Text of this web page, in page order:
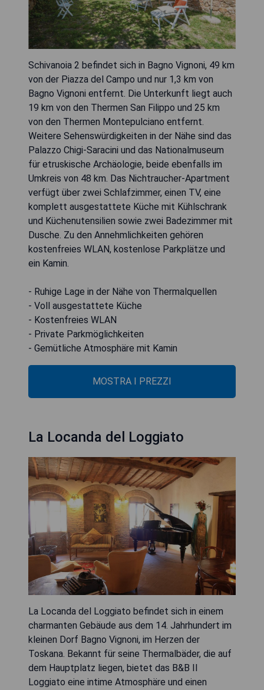
Schivanoia 2 befindet sich in Bagno Vignoni, 49 km
von der Piazza del Campo und nur 1,3 km von
Bagno Vignoni entfernt. Die Unterkunft liegt auch
19 km von den Thermen San Filippo und 25 km
von den Thermen Montepulciano entfernt.
Weitere Sehenswürdigkeiten in der Nähe sind das
Palazzo Chigi-Saracini und das Nationalmuseum
für etruskische Archäologie, beide ebenfalls im
Umkreis von 48 km. Das Nichtraucher-Apartment
verfügt über zwei Schlafzimmer, einen TV, eine
komplett ausgestattete Küche mit Kühlschrank
und Küchenutensilien sowie zwei Badezimmer mit
Dusche. Zu den Annehmlichkeiten gehören
kostenfreies WLAN, kostenlose Parkplätze und
ein Kamin.
- Ruhige Lage in der Nähe von Thermalquellen
- Voll ausgestattete Küche
- Kostenfreies WLAN
- Private Parkmöglichkeiten
- Gemütliche Atmosphäre mit Kamin
MOSTRA I PREZZI
La Locanda del Loggiato
La Locanda del Loggiato befindet sich in einem
charmanten Gebäude aus dem 14. Jahrhundert im
kleinen Dorf Bagno Vignoni, im Herzen der
Toskana. Bekannt für seine Thermalbäder, die auf
dem Hauptplatz liegen, bietet das B&B Il
Loggiato eine intime Atmosphäre und einen